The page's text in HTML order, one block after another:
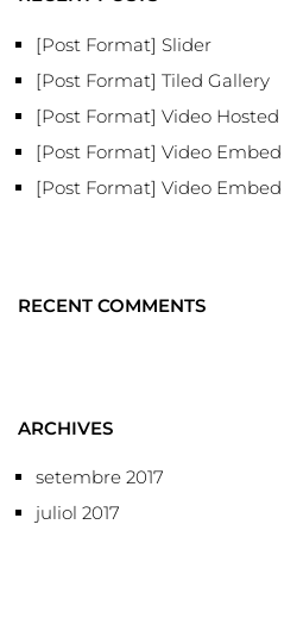
[Post Format] Slider
[Post Format] Tiled Gallery
[Post Format] Video Hosted
[Post Format] Video Embed
[Post Format] Video Embed
RECENT COMMENTS
ARCHIVES
setembre 2017
juliol 2017